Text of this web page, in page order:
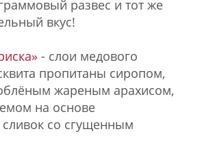
развес и тот же
вкус!
- слои медового
пропитаны сиропом,
жареным арахисом,
на основе
сливок со сгущенным